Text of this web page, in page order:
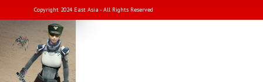
Copyright 2024 East Asia - All Rights Reserved